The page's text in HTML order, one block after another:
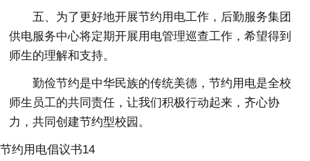
五、为了更好地开展节约用电工作，后勤服务集团
供电服务中心将定期开展用电管理巡查工作，希望得到
师生的理解和支持。
勤俭节约是中华民族的传统美德，节约用电是全校
师生员工的共同责任，让我们积极行动起来，齐心协
力，共同创建节约型校园。
节约用电倡议书14